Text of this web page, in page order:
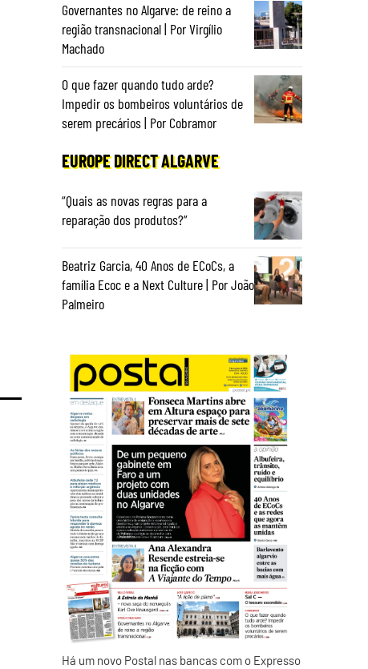
Governantes no Algarve: de reino a
região transnacional | Por Virgílio
Machado
O que fazer quando tudo arde?
Impedir os bombeiros voluntários de
serem precários | Por Cobramor
EUROPE DIRECT ALGARVE
“Quais as novas regras para a
reparação dos produtos?”
Beatriz Garcia, 40 Anos de ECoCs, a
família Ecoc e a Next Culture | Por João
Palmeiro
Há um novo Postal nas bancas com o Expresso